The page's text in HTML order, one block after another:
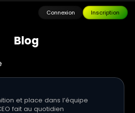
Connexion Inscription
Blog
et place dans l’équipe
fait au quotidien